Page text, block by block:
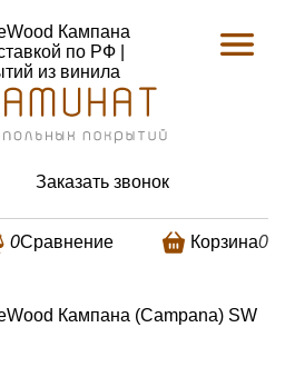
Кампана
по РФ |
из винила
Заказать звонок
0Сравнение Корзина0
Кампана (Campana) SW